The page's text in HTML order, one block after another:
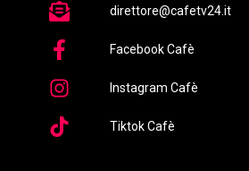
direttore@cafetv24.it
Facebook Cafè
Instagram Cafè
Tiktok Cafè